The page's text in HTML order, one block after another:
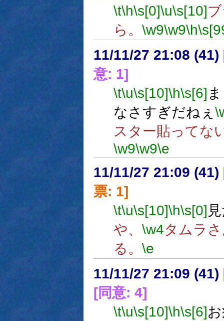
\t\h\s[0]\u\s[10]
ら。 \w9\w9\h
11/11/27 21:08 (41)
意: 1]
\t\u\s[10]\h\s[6]
なさすぎだねぇ
スター貼ってな
\w9\w9\e
11/11/27 21:09 (41)
票: 1]
\t\u\s[10]\h\s[0]
や、 \w4タムラ
る。 \e
11/11/27 21:09 (41)
[同意: 4]
\t\u\s[10]\h\s[6]